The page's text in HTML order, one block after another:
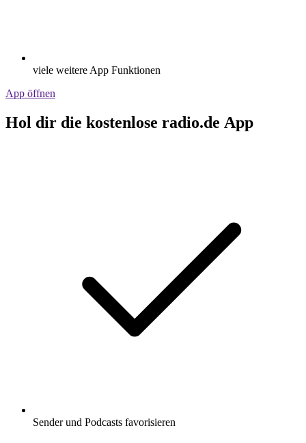
viele weitere App Funktionen
App öffnen
Hol dir die kostenlose radio.de App
Sender und Podcasts favorisieren